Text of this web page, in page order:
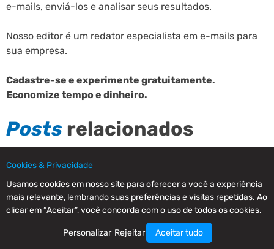
e-mails, enviá-los e analisar seus resultados.
Nosso editor é um redator especialista em e-mails para
sua empresa.
Cadastre-se e experimente gratuitamente.
Economize tempo e dinheiro.
Posts relacionados
Como melhorar a experiência do cliente usando um
Imagem corporativa de uma empresa: O que é e como
melhorá-la?
Cookies & Privacidade
Usamos cookies em nosso site para oferecer a você a experiência
mais relevante, lembrando suas preferências e visitas repetidas. Ao
clicar em “Aceitar”, você concorda com o uso de todos os cookies.
Personalizar Rejeitar Aceitar tudo